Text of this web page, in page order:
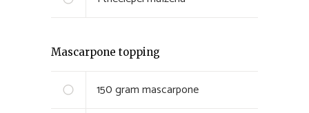
Mascarpone topping
150grammascarpone